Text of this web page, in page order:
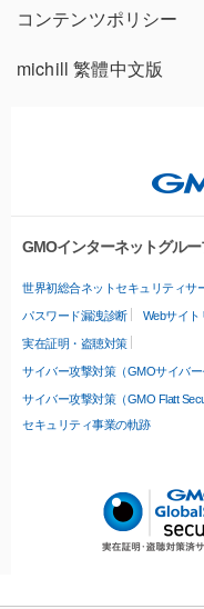
コンテンツポリシー
michill 繁體中文版
GMOインターネットグル
世界初総合ネットセキュリティサ
パスワード漏洩診断 Webサイト
実在証明・盗聴対策
サイバー攻撃対策（GMOサイバー
サイバー攻撃対策（GMO Flatt
セキュリティ事業の軌跡